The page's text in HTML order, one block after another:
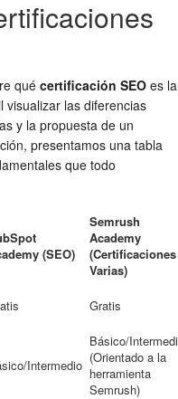
qué certificación SEO es la
visualizar las diferencias
y la propuesta de un
presentamos una tabla
que todo
(SEO)
Semrush
Academy
(Certificaciones
Varias)
Gratis
Intermedio
Básico/
(Orientado a la
herramienta
Semrush)